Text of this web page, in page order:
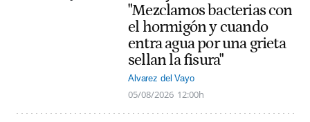
"Mezclamos bacterias con
el hormigón y cuando
entra agua por una grieta
sellan la fisura"
Alvarez del Vayo
05/08/2026 12:00h